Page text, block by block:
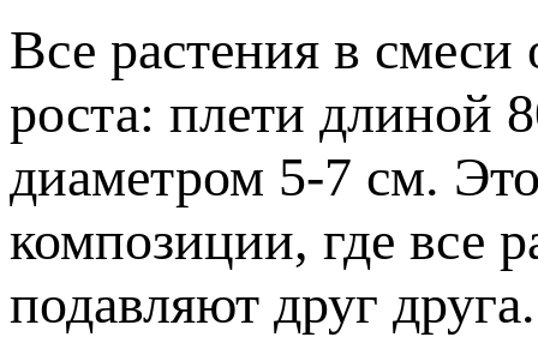
Все растения в
роста: плети длиной
диаметром 5-7 см.
композиции, где все
подавляют друг друга.